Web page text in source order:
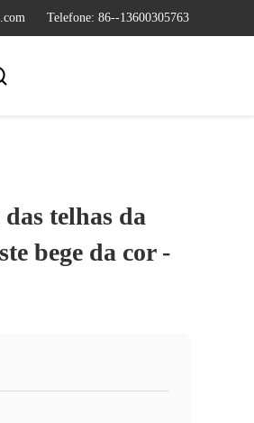
Telefone: 86--13600305763
telhas da
bege da cor -